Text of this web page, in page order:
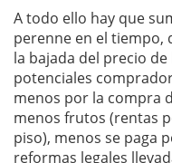
A todo ello hay que
perenne en el tiempo,
la bajada del precio
potenciales
menos por la compra
menos frutos (rentas
piso), menos se paga
reformas legales